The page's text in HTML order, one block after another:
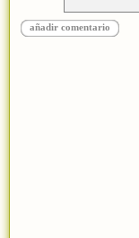
añadir comentario